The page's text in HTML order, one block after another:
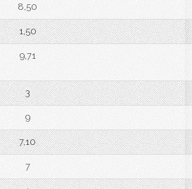
8,50
1,50
9,71
3
9
7,10
7